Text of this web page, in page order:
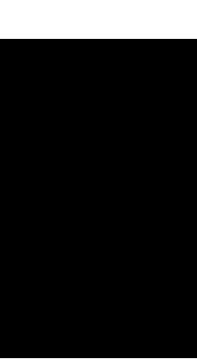
financiera